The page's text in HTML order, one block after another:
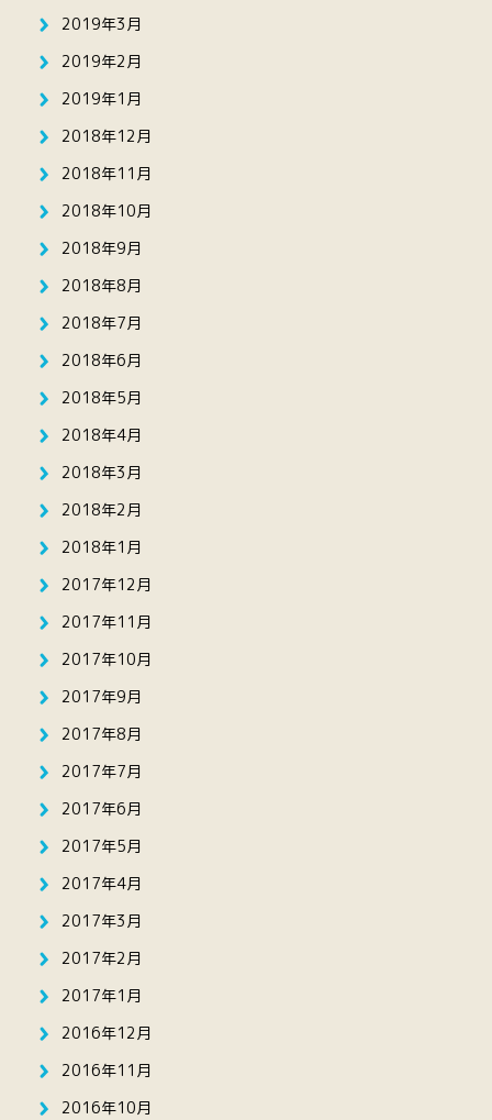
2019年3月
2019年2月
2019年1月
2018年12月
2018年11月
2018年10月
2018年9月
2018年8月
2018年7月
2018年6月
2018年5月
2018年4月
2018年3月
2018年2月
2018年1月
2017年12月
2017年11月
2017年10月
2017年9月
2017年8月
2017年7月
2017年6月
2017年5月
2017年4月
2017年3月
2017年2月
2017年1月
2016年12月
2016年11月
2016年10月